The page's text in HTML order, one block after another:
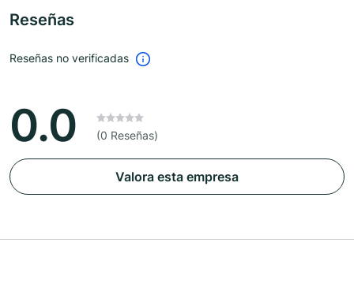
Reseñas
Reseñas no verificadas
0.0 (0 Reseñas)
Valora esta empresa